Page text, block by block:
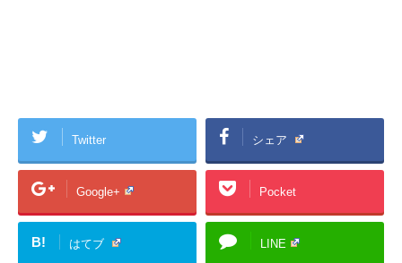
Twitter シェア
Google+ Pocket
B! はてブ LINE